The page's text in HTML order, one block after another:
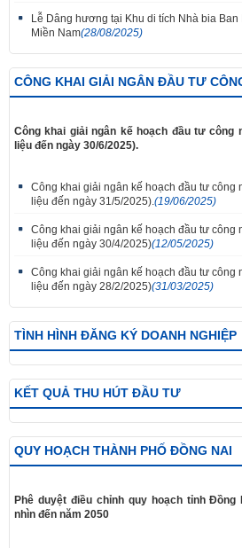
Lễ Dâng hương tại Khu di tích Nhà bia
Miền Nam(28/08/2025)
CÔNG KHAI GIẢI NGÂN ĐẦU TƯ
Công khai giải ngân kế hoạch đầu tư công
liệu đến ngày 30/6/2025).
Công khai giải ngân kế hoạch đầu tư công
liệu đến ngày 31/5/2025). (19/06/2025)
Công khai giải ngân kế hoạch đầu tư công
liệu đến ngày 30/4/2025)(12/05/2025)
Công khai giải ngân kế hoạch đầu tư công
liệu đến ngày 28/2/2025)(31/03/2025)
TÌNH HÌNH ĐĂNG KÝ DOANH NGHIỆP
KẾT QUẢ THU HÚT ĐẦU TƯ
QUY HOẠCH THÀNH PHỐ ĐỒNG NAI
Phê duyệt điều chỉnh quy hoạch tỉnh Đồng
nhìn đến năm 2050